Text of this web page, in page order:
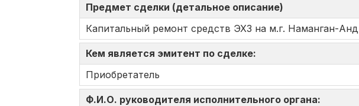
Предмет сделки (детальное описание)
Капитальный ремонт средств ЭХЗ на м.г. Наманган-
Кем является эмитент по сделке:
Приобретатель
Ф.И.О. руководителя исполнительного органа: